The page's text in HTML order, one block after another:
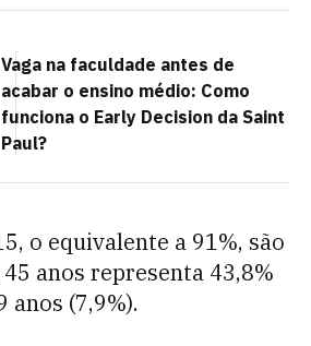
Vaga na faculdade antes de
acabar o ensino médio: Como
funciona o Early Decision da Saint
Paul?
o equivalente a 91%, são
anos representa 43,8%
anos (7,9%).